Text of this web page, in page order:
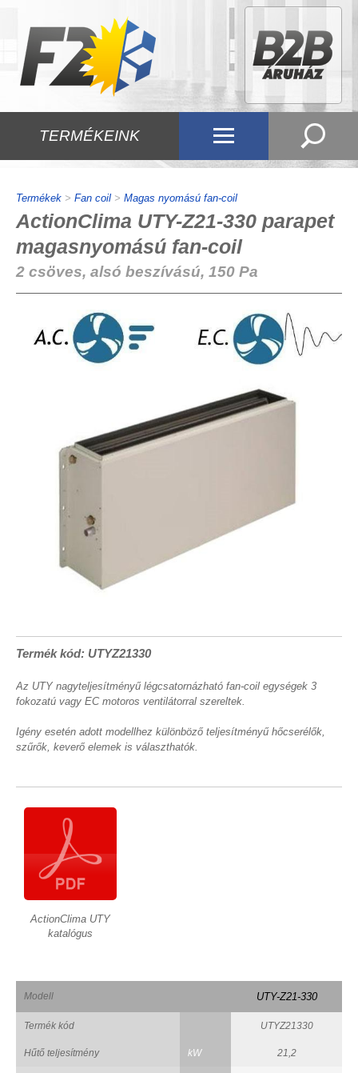
TERMÉKEINK
Termékek > Fan coil > Magas nyomású fan-coil
ActionClima UTY-Z21-330 parapet
magasnyomású fan-coil
2 csöves, alsó beszívású, 150 Pa
Termék kód: UTYZ21330
Az UTY nagyteljesítményű légcsatornázható fan-coil egységek 3
fokozatú vagy EC motoros ventilátorral szereltek.
Igény esetén adott modellhez különböző teljesítményű hőcserélők,
szűrők, keverő elemek is választhatók.
ActionClima UTY
katalógus
Modell UTY-Z21-330
Termék kód UTYZ21330
Hűtő teljesítmény kW 21,2